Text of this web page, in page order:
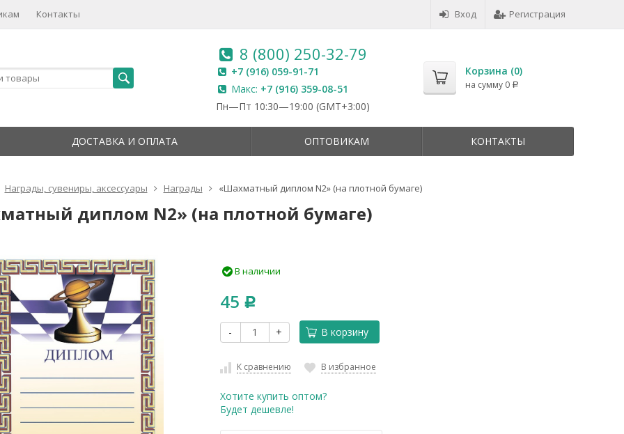
Вход Регистрация
Контакты
8 (800) 250-32-79
+7 (916) 059-91-71
Макс: +7 (916) 359-08-51
Пн—Пт 10:30—19:00 (GMT+3:00)
Корзина (0)
на сумму 0 Р
ДОСТАВКА И ОПЛАТА ОПТОВИКАМ КОНТАКТЫ
Награды, сувениры, аксессуары Награды «Шахматный диплом N2» (на плотной бумаге)
диплом N2» (на плотной бумаге)
В наличии
45 Р
- + В корзину
К сравнению В избранное
Хотите купить оптом?
Будет дешевле!